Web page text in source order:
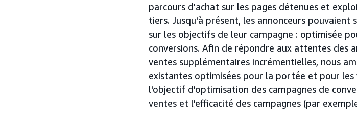
parcours d'achat sur les pages détenues et
tiers. Jusqu'à présent, les annonceurs pouvaient
sur les objectifs de leur campagne : optimisée
conversions. Afin de répondre aux attentes des
ventes supplémentaires incrémentielles, nous
existantes optimisées pour la portée et pour les
l'objectif d'optimisation des campagnes de
ventes et l'efficacité des campagnes (par